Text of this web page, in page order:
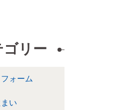
ゴリー
フォーム
い